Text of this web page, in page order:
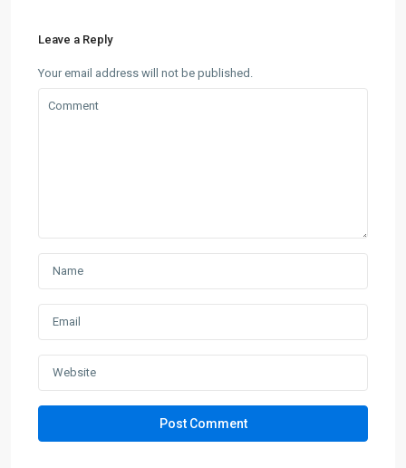
Leave a Reply
Your email address will not be published.